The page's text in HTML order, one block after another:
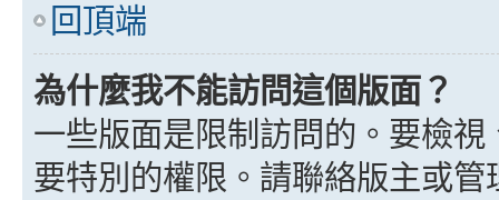
回頂端
為什麼我不能訪問這個版面？
一些版面是限制訪問的。要檢
要特別的權限。請聯絡版主或管